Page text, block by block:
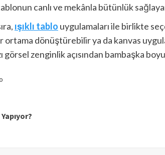
canlı ve mekânla bütünlük
ışıklı tablo uygulamaları ile birlikte
ortama dönüştürebilir ya da kanvas
görsel zenginlik açısından bambaşka